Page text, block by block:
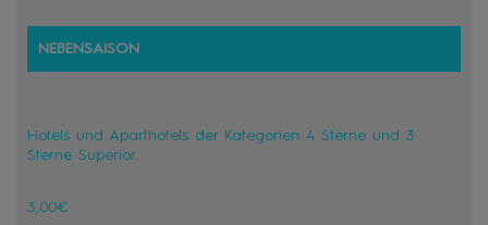
NEBENSAISON
Hotels und Aparthotels der Kategorien 4 Sterne und 3
Sterne Superior.
3,00€